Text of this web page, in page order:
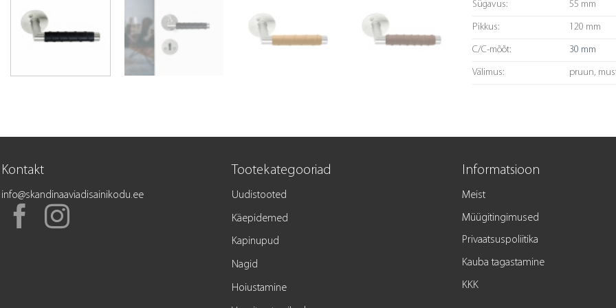
Sügavus: 55 mm
Pikkus: 120 mm
C/C-mõõt: 30 mm
Välimus: pruun,
Kontakt
info@skandinaaviadisainikodu.ee
Tootekategooriad
Uudistooted
Käepidemed
Kapinupud
Nagid
Hoiustamine
Informatsioon
Meist
Müügitingimused
Privaatsuspoliitika
Kauba tagastamine
KKK